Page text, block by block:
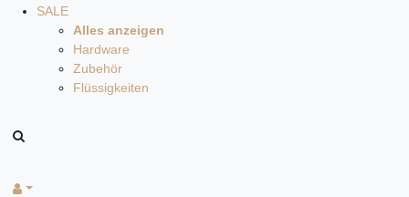
SALE
Alles anzeigen
Hardware
Zubehör
Flüssigkeiten